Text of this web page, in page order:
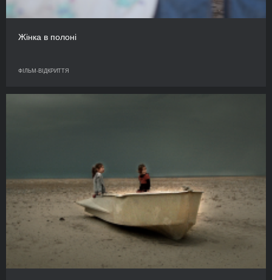
Жінка в полоні
ФІЛЬМ-ВІДКРИТТЯ